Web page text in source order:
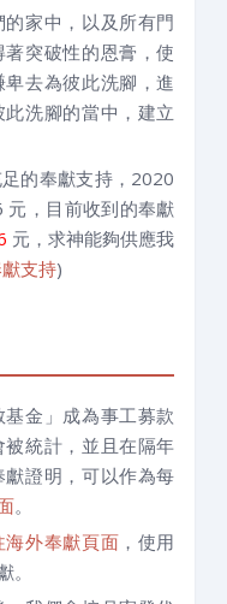
家中，以及所有門
突破性的恩膏，使
去為彼此洗腳，進
洗腳的當中，建立
的奉獻支持，2020
，目前收到的奉獻
元，求神能夠供應我
支持)
金」成為事工募款
統計，並且在隔年
證明，可以作為每
。
海外奉獻頁面 ，使用